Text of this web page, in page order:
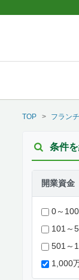
TOP フラン
条件
開業資金
0～
101～
501～
1,000